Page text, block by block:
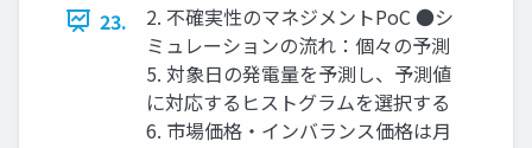
23.
2. 不確実性のマネジメントPoC ●シ
ミュレーションの流れ：個々の予測
5. 対象⽇の発電量を予測し、予測値
に対応するヒストグラムを選択する
6. 市場価格・インバランス価格は⽉